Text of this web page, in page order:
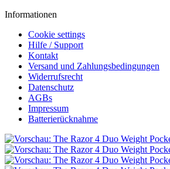
Informationen
Cookie settings
Hilfe / Support
Kontakt
Versand und Zahlungsbedingungen
Widerrufsrecht
Datenschutz
AGBs
Impressum
Batterierücknahme